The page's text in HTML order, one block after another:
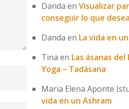
Danda en Visualizar
conseguir lo que
Danda en La vida en
Tina en Las ásanas del
Yoga – Tadásana
Maria Elena Aponte
vida en un Ashram